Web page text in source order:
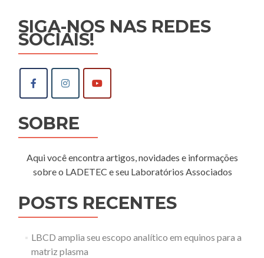
SIGA-NOS NAS REDES
SOCIAIS!
SOBRE
Aqui você encontra artigos, novidades e informações
sobre o LADETEC e seu Laboratórios Associados
POSTS RECENTES
LBCD amplia seu escopo analítico em equinos para a
matriz plasma